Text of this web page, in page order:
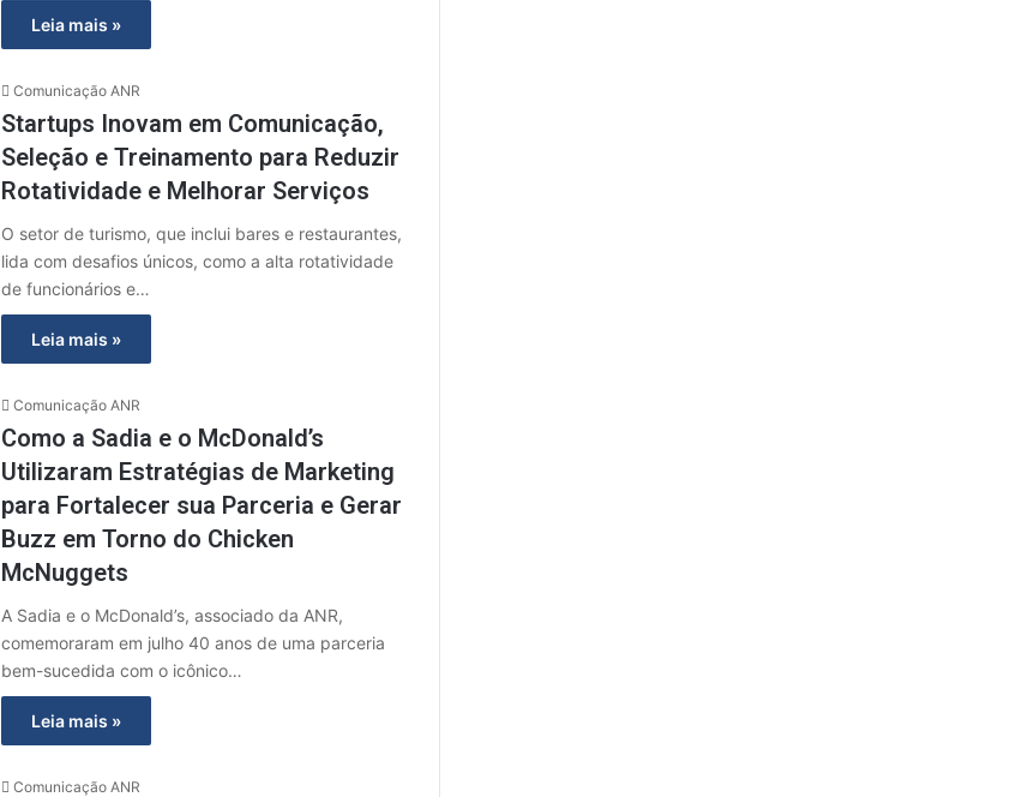
Leia mais »
Comunicação ANR
Startups Inovam em Comunicação,
Seleção e Treinamento para Reduzir
Rotatividade e Melhorar Serviços
O setor de turismo, que inclui bares e restaurantes,
lida com desafios únicos, como a alta rotatividade
de funcionários e…
Leia mais »
Comunicação ANR
Como a Sadia e o McDonald’s
Utilizaram Estratégias de Marketing
para Fortalecer sua Parceria e Gerar
Buzz em Torno do Chicken
McNuggets
A Sadia e o McDonald’s, associado da ANR,
comemoraram em julho 40 anos de uma parceria
bem-sucedida com o icônico…
Leia mais »
Comunicação ANR